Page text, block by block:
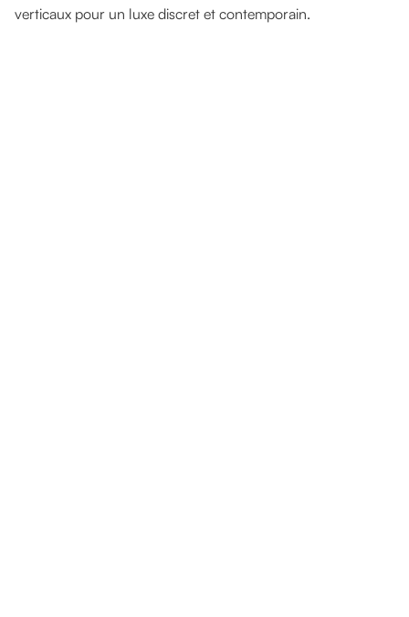
verticaux pour un luxe discret et contemporain.